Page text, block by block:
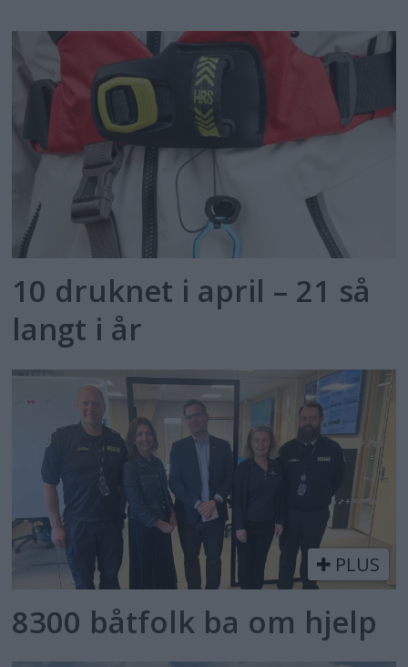
10 druknet i april – 21 så
langt i år
PLUS
8300 båtfolk ba om hjelp